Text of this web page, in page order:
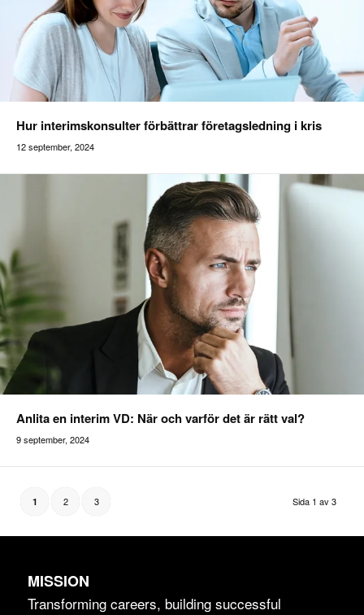
Addilon
Hur interimskonsulter förbättrar företagsledning i kris
12 september, 2024
Anlita en interim VD: När och varför det är rätt val?
9 september, 2024
Sida 1 av 3
1 2 3
MISSION
Transforming careers, building successful